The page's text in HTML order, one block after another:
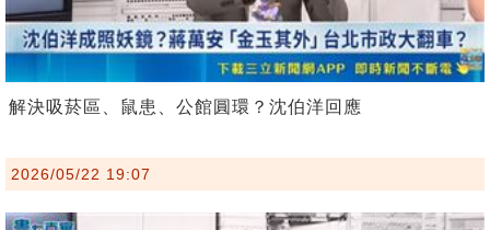
解決吸菸區、鼠患、公館圓環？沈伯洋回應
2026/05/22 19:07